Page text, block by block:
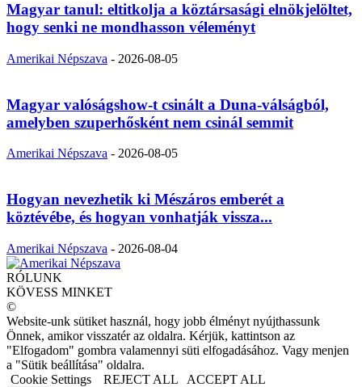
Magyar tanul: eltitkolja a köztársasági elnökjelöltet,
hogy senki ne mondhasson véleményt
Amerikai Népszava - 2026-08-05
Magyar valóságshow-t csinált a Duna-válságból,
amelyben szuperhősként nem csinál semmit
Amerikai Népszava - 2026-08-05
Hogyan nevezhetik ki Mészáros emberét a
köztévébe, és hogyan vonhatják vissza...
Amerikai Népszava - 2026-08-04
RÓLUNK
KÖVESS MINKET
©
Website-unk sütiket használ, hogy jobb élményt nyújthassunk
Önnek, amikor visszatér az oldalra. Kérjük, kattintson az
"Elfogadom" gombra valamennyi süti elfogadásához. Vagy menjen
a "Sütik beállítása" oldalra.
Cookie Settings
REJECT ALL ACCEPT ALL